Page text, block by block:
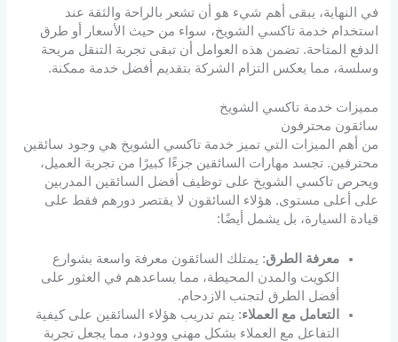
في النهاية، يبقى أهم شيء هو أن تشعر بالراحة والثقة عند
استخدام خدمة تاكسي الشويخ، سواء من حيث الأسعار أو طرق
الدفع المتاحة. تضمن هذه العوامل أن تبقى تجربة التنقل مريحة
وسلسة، مما يعكس التزام الشركة بتقديم أفضل خدمة ممكنة.
مميزات خدمة تاكسي الشويخ
سائقون محترفون
من أهم الميزات التي تميز خدمة تاكسي الشويخ هي وجود سائقين
محترفين. تجسد مهارات السائقين جزءًا كبيرًا من تجربة العميل،
ويحرص تاكسي الشويخ على توظيف أفضل السائقين المدربين
على أعلى مستوى. هؤلاء السائقون لا يقتصر دورهم فقط على
قيادة السيارة، بل يشمل أيضًا:
معرفة الطرق: يمتلك السائقون معرفة واسعة بشوارع
الكويت والمدن المحيطة، مما يساعدهم في العثور على
أفضل الطرق لتجنب الازدحام.
التعامل مع العملاء: يتم تدريب هؤلاء السائقين على كيفية
التفاعل مع العملاء بشكل مهني وودود، مما يجعل تجربة